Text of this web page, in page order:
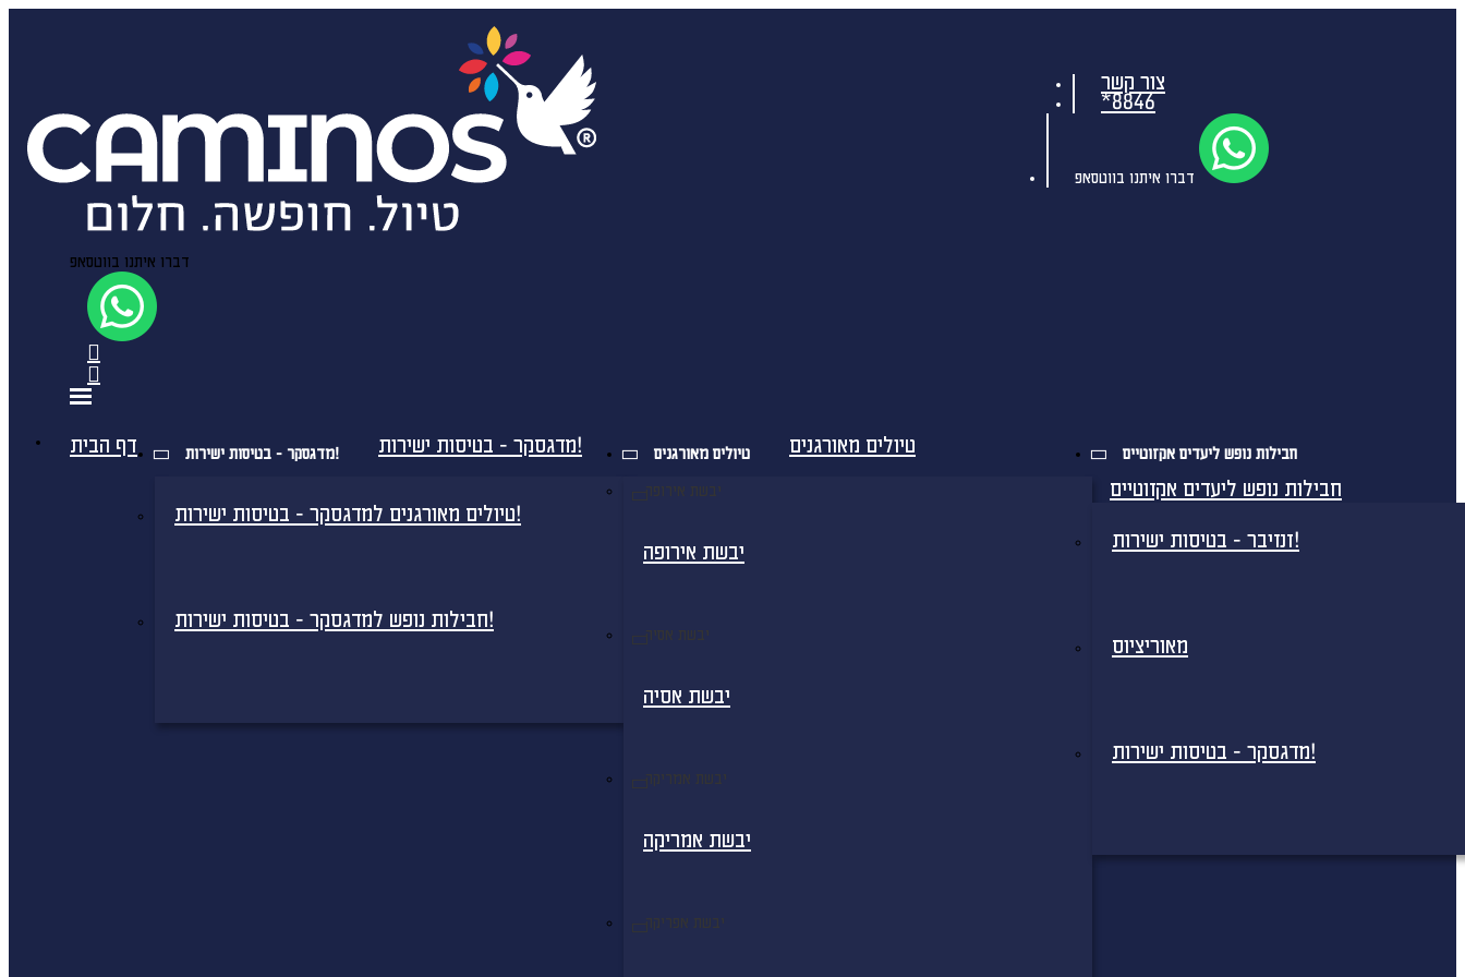
צור קשר
*8846
דברו איתנו בווטסאפ
דברו איתנו בווטסאפ
דף הבית מדגסקר - בטיסות ישירות! מדגסקר - בטיסות ישירות!
טיולים מאורגנים למדגסקר - בטיסות ישירות!
חבילות נופש למדגסקר - בטיסות ישירות!
טיולים מאורגנים טיולים מאורגנים
יבשת אירופה
יבשת אירופה
יבשת אסיה
יבשת אסיה
יבשת אמריקה
יבשת אמריקה
יבשת אפריקה
חבילות נופש ליעדים אקזוטיים
חבילות נופש ליעדים אקזוטיים
זנזיבר - בטיסות ישירות!
מאוריציוס
מדגסקר - בטיסות ישירות!